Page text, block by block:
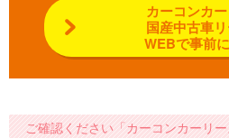
カーコンカ
国産中古車
WEBで事前
ご確認ください「カーコンカーリ